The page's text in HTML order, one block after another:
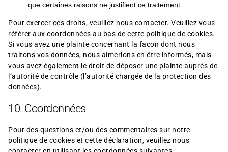
que certaines raisons ne justifient ce traitement.
Pour exercer ces droits, veuillez nous contacter. Veuillez vous
référer aux coordonnées au bas de cette politique de cookies.
Si vous avez une plainte concernant la façon dont nous
traitons vos données, nous aimerions en être informés, mais
vous avez également le droit de déposer une plainte auprès de
l’autorité de contrôle (l’autorité chargée de la protection des
données).
10. Coordonnées
Pour des questions et/ou des commentaires sur notre
politique de cookies et cette déclaration, veuillez nous